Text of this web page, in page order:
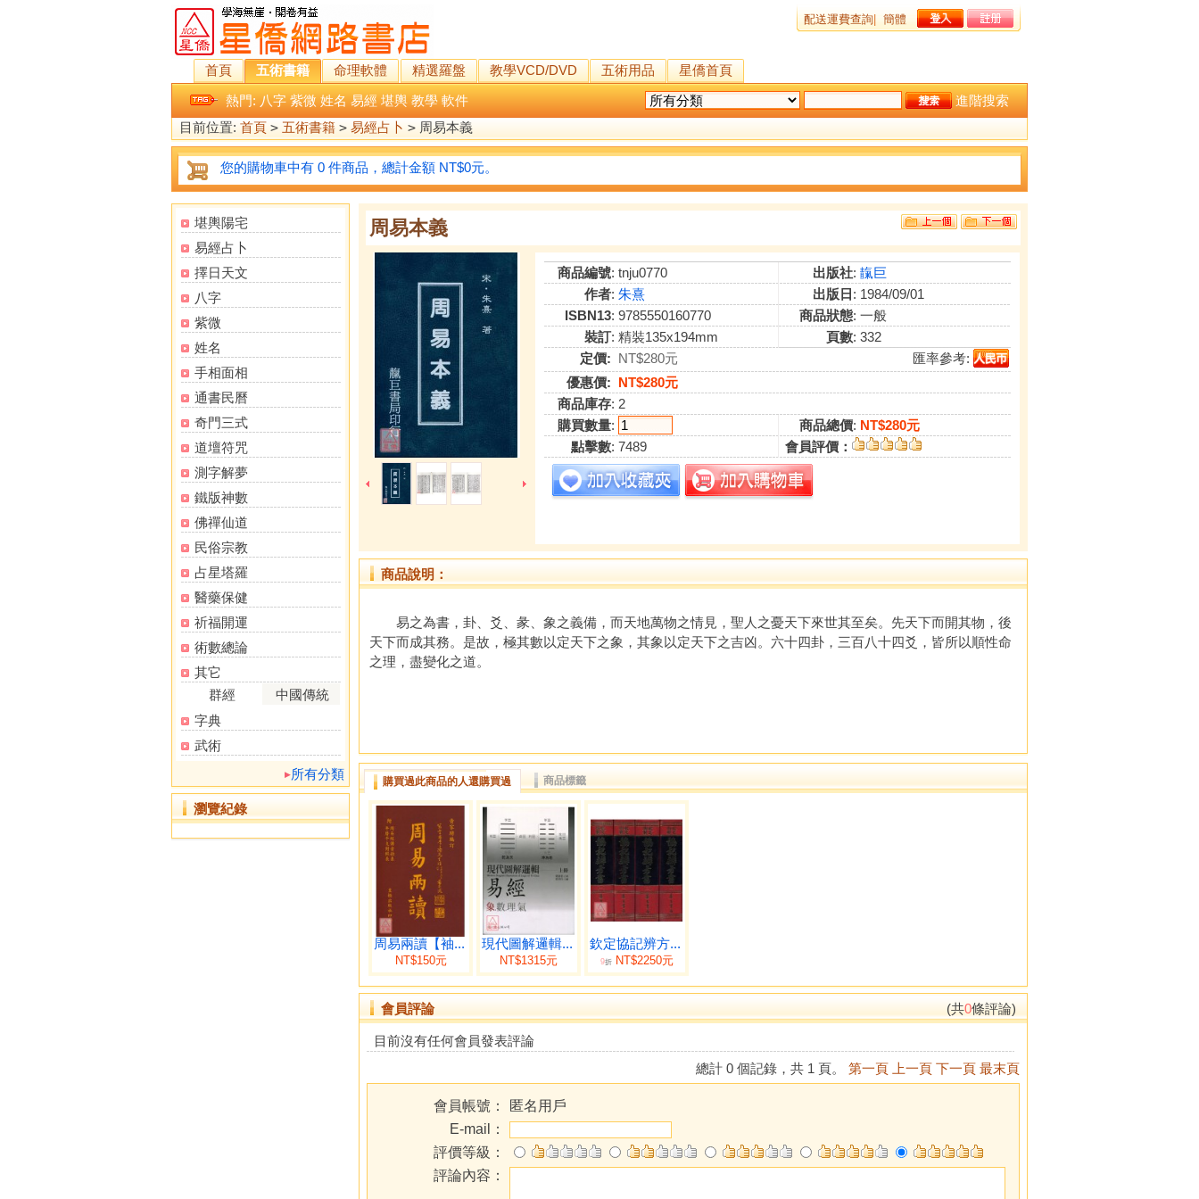
配送運費查詢 簡體
首頁 五術書籍 命理軟體 精選羅盤 教學VCD/DVD 五術用品
星僑首頁
熱門: 八字 紫微 姓名 易經 堪輿 教學 軟件
進階搜索
目前位置: 首頁 > 五術書籍 > 易經占卜 > 周易本義
您的購物車中有 0 件商品，總計金額 NT$0元。
堪輿陽宅
易經占卜
擇日天文
八字
紫微
姓名
手相面相
通書民曆
奇門三式
道壇符咒
測字解夢
鐵版神數
佛禪仙道
民俗宗教
占星塔羅
醫藥保健
祈福開運
術數總論
其它
群經
中國傳統
字典
武術
所有分類
瀏覽紀錄
周易本義
商品編號: tnju0770 出版社: 靝巨
作者: 朱熹 出版日 : 1984/09/01
ISBN13: 9785550160770 商品狀態: 一般
裝訂: 精裝135x194mm 頁數: 332
定價: NT$280元
匯率參考:
優惠價: NT$280元
商品庫存: 2
購買數量: 商品總價: NT$280元
點擊數: 7489 會員評價：
商品說明：
易之為書，卦、爻、彖、象之義備，而天地萬物之情見，聖人之憂天下來世其至矣。先天下而開其物，後
天下而成其務。是故，極其數以定天下之象，其象以定天下之吉凶。六十四卦，三百八十四爻，皆所以順性命
之理，盡變化之道。
購買過此商品的人還購買過 商品標籤
周易兩讀【袖...
NT$150元
現代圖解邏輯...
NT$1315元
欽定協記辨方...
9折NT$2250元
會員評論 (共0條評論)
目前沒有任何會員發表評論
總計 0 個記錄，共 1 頁。 第一頁 上一頁 下一頁 最末頁
會員帳號：
匿名用戶
E-mail：
評價等級：
評論內容：